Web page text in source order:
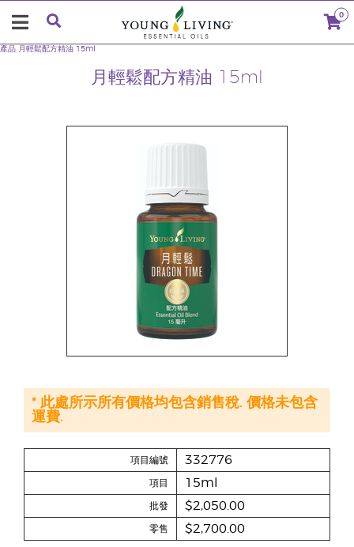
0
月輕鬆配方精油 15ml
產品 月輕鬆配方精油 15ml
項目編號 332776
項目 15ml
批發 $2,050.00
零售 $2,700.00
* 此處所示所有價格均包含銷售稅. 價格未包含
運費.